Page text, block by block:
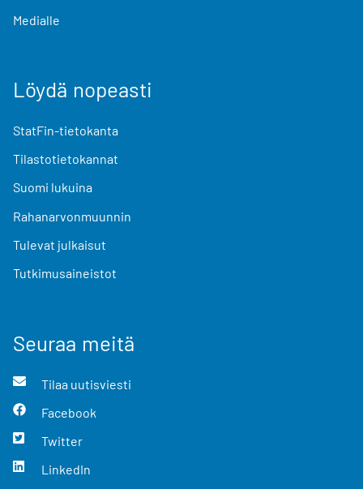
Medialle
Löydä nopeasti
StatFin-tietokanta
Tilastotietokannat
Suomi lukuina
Rahanarvonmuunnin
Tulevat julkaisut
Tutkimusaineistot
Seuraa meitä
Tilaa uutisviesti
Facebook
Twitter
LinkedIn